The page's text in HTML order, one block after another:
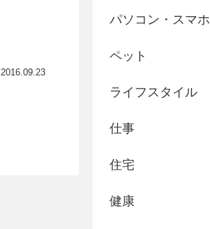
2016.09.23
パソコン・スマホ
ペット
ライフスタイル
仕事
住宅
健康